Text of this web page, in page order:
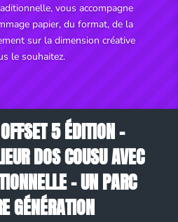
vous accompagne
papier, du format, de la
sur la dimension créative
le souhaitez.
5 ÉDITION –
DOS COUSU AVEC
– UN PARC
GÉNÉRATION